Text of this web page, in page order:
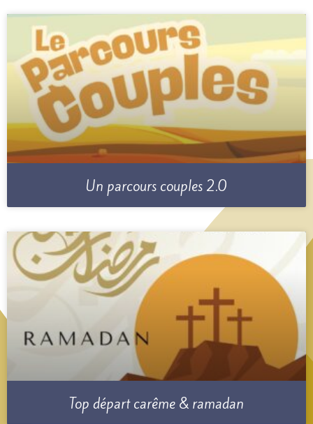
Un parcours couples 2.0
Top départ carême & ramadan